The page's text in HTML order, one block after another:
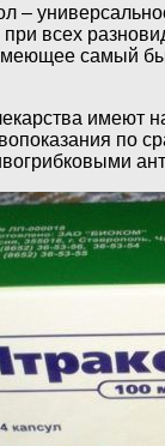
–
при всех
самый
имеют
по